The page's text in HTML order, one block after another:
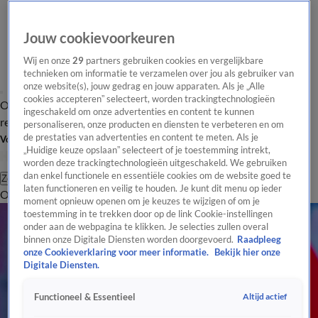
Overzicht Laatste nieuws Regionieuws Het beste van Hart
Tip de
redactie
Volg Hart van Nederland
Zoeken
OverzichtRegioUitzendingenWeerTip de redactiePanelVideo's
Jouw cookievoorkeuren
Wij en onze29 partners gebruiken cookies en vergelijkbare
technieken om informatie te verzamelen over jou als gebruiker van
onze website(s), jouw gedrag en jouw apparaten. Als je „Alle
cookies accepteren” selecteert, worden trackingtechnologieën
ingeschakeld om onze advertenties en content te kunnen
personaliseren, onze producten en diensten te verbeteren en om
de prestaties van advertenties en content te meten. Als je
„Huidige keuze opslaan” selecteert of je toestemming intrekt,
worden deze trackingtechnologieën uitgeschakeld. We gebruiken
dan enkel functionele en essentiële cookies om de website goed te
laten functioneren en veilig te houden. Je kunt dit menu op ieder
moment opnieuw openen om je keuzes te wijzigen of om je
toestemming in te trekken door op de link Cookie-instellingen
onder aan de webpagina te klikken. Je selecties zullen overal
binnen onze Digitale Diensten worden doorgevoerd. Raadpleeg
onze Cookieverklaring voor meer informatie.
Bekijk hier onze
Digitale Diensten.
Functioneel & Essentieel Altijd actief